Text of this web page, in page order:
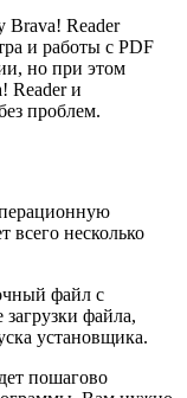
Brava! Reader
и работы с PDF
но при этом
Reader и
проблем.
всего несколько
файл с
файла,
установщика.
пошагово